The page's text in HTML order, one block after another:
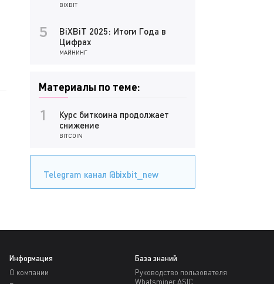
BIXBIT
5
BiXBiT 2025: Итоги Года в
Цифрах
МАЙНИНГ
Материалы по теме:
1
Курс биткоина продолжает
снижение
BITCOIN
Telegram канал @bixbit_new
Информация
О компании
База знаний
Руководство пользователя
Whatsminer ASIC